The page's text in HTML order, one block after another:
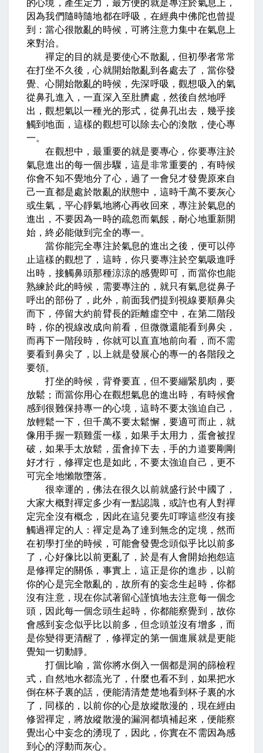
的心境，產生定力，最方便的就是專注於氣息上，
因為我們隨時隨地都在呼吸，在經典中佛陀也曾提
到：當心很散亂的時候，可將注意力集中在氣息上
來對治。
禪定的目的就是要使心不散亂，但初學者常常
在打坐不久後，心就開始散亂到各處去了，當你發
覺、心開始散亂的時候，先深呼吸，觀想吸入的氣
從鼻孔進入，一直深入至肚臍處，然後自然地呼
出，觀想氣以一種光的形式，從鼻孔出去，幾乎接
觸到地面，這樣的觀想可以除去心的渙散，使心專
一。
在觀想中，最重要的就是要專心，你要專注於
氣息進出的每一個步驟，這是非常重要的，有時候
你會不知不覺地分了心，過了一會兒才發覺原來自
己一直都是處於散亂的狀態中，這時千萬不要灰心
或生氣，平心靜氣地將心再收回來，專注於氣息的
進出，不要因為一時的疏忽而氣餒，耐心地重新開
始，終必能做到完全的專一。
當你能完全專注於氣息的進出之後，便可以停
止這樣的觀想了，這時，你只要專注於空氣吸進呼
出時，接觸鼻頭那種涼涼的感覺即可，而當你也能
熟練於此的時候，需要專注的，就只有氣息從鼻子
呼出的部份了，此外，前面我們提到視線要順鼻尖
而下，停留大約前臂長的距離虛空中，在第二階段
時，你的視線改成向前看，但微微還能看到鼻尖，
而再下一階段時，你就可以直直地前向看，而不需
要看到鼻尖了，以上就是發展心的專一的各階段之
要領。
打坐的時候，背脊要直，但不要繃緊肌肉，要
放鬆；而當你用心在觀想氣息的進出時，有時候會
感到很難保持專一的心境，這時不要太強迫自己，
放輕鬆一下，但千萬不要太鬆懈，要適可而止，就
像用手握一顆雞蛋一樣，如果手太用力，蛋會被捏
破，如果手太放鬆，蛋會掉下去，手的力道要剛剛
好才行，修禪定也是如此，不要太強迫自己，更不
可完全地懶散墮落。
很幸運的，佛法在很久以前就盛行於中國了，
大家大概對禪定多少有一點認識，或許也有人對禪
定完全沒有概念，因此在這兒要先叮嚀這些沒有接
觸過禪定的人：禪定是為了達到無念的定境，然而
在初學打坐的時候，可能會發覺念頭似乎比以前多
了，心好像比以前更亂了，於是有人會開始抱怨這
是修禪定的關係，事實上，這正是你的進步，以前
你的心是完全散亂的，故所有的妄念生起時，你都
沒有注意，現在你試著留心謹慎地去注意每一個念
頭，因此每一個念頭生起時，你都能察覺到，故你
會感到妄念似乎比以前多，但念頭並沒有增多，而
是你變得更清醒了，修禪定的第一個進展就是更能
覺知一切動靜。
打個比喻，當你將水倒入一個都是洞的篩檢程
式，自然地水都流光了，什麼也看不到，如果把水
倒在杯子裏的話，便能清清楚楚地看到杯子裏的水
了，同樣的，以前你的心是放縱散漫的，現在經由
修習禪定，將放縱散漫的漏洞都填補起來，便能察
覺出心中妄念的湧現了，因此，你實在不需因為感
到心的浮動而灰心。